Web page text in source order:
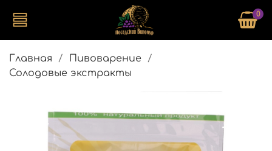
0
Главная
Пивоварение
Солодовые экстракты